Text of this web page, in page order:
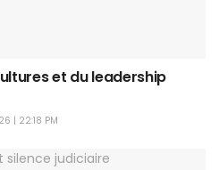
et du leadership
| 22:18 PM